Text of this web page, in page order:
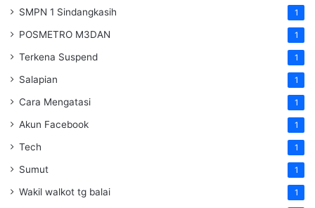
SMPN 1 Sindangkasih 1
POSMETRO M3DAN 1
Terkena Suspend 1
Salapian 1
Cara Mengatasi 1
Akun Facebook 1
Tech 1
Sumut 1
Wakil walkot tg balai 1